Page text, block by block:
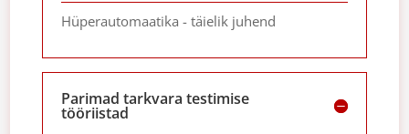
Hüperautomaatika - täielik juhend
Parimad tarkvara testimise
tööriistad